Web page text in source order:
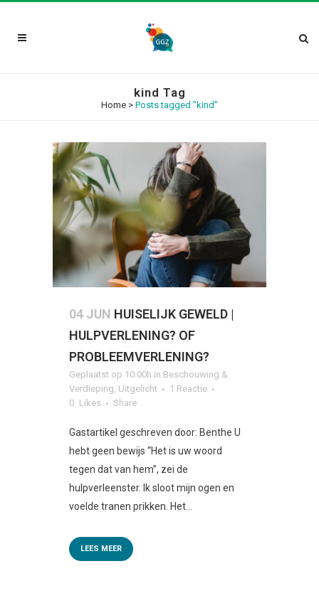
kind Tag
Home > Posts tagged "kind"
04 JUN HUISELIJK GEWELD |
HULPVERLENING? OF
PROBLEEMVERLENING?
Geplaatst op 10:00h in Beschouwing &
Verdieping, Uitgelicht
1 Reactie
0 Likes Share
Gastartikel geschreven door: Benthe U
hebt geen bewijs “Het is uw woord
tegen dat van hem”, zei de
hulpverleenster. Ik sloot mijn ogen en
voelde tranen prikken. Het...
LEES MEER